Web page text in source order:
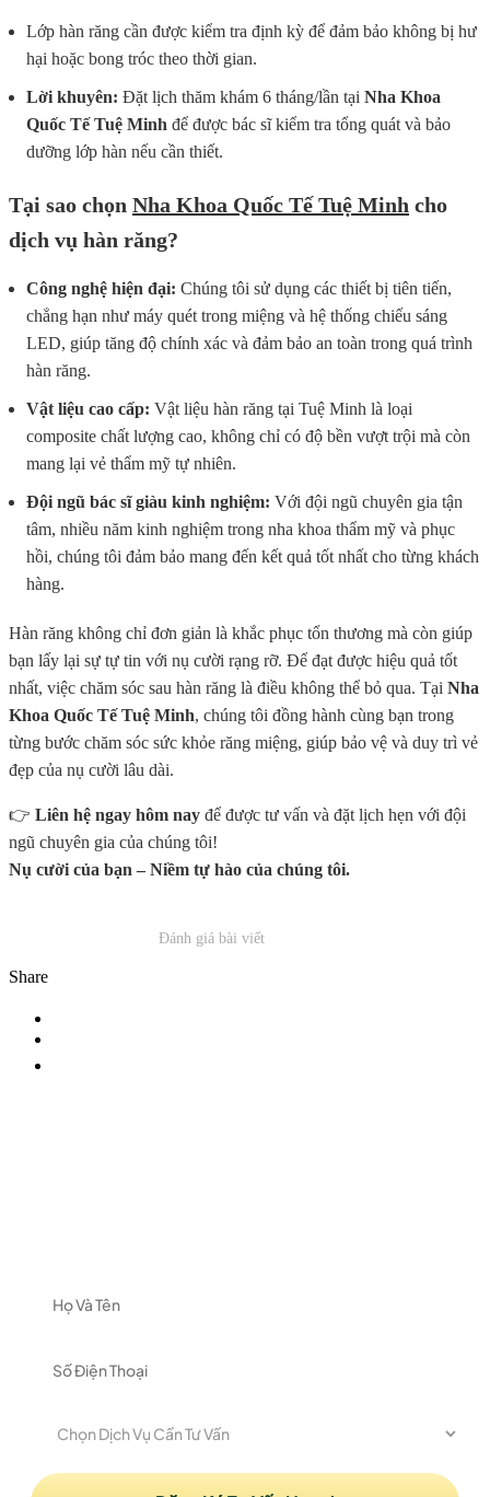
Lớp hàn răng cần được kiểm tra định kỳ để đảm bảo không bị hư
hại hoặc bong tróc theo thời gian.
Lời khuyên: Đặt lịch thăm khám 6 tháng/lần tại Nha Khoa
Quốc Tế Tuệ Minh để được bác sĩ kiểm tra tổng quát và bảo
dưỡng lớp hàn nếu cần thiết.
Tại sao chọn Nha Khoa Quốc Tế Tuệ Minh cho
dịch vụ hàn răng?
Công nghệ hiện đại: Chúng tôi sử dụng các thiết bị tiên tiến,
chẳng hạn như máy quét trong miệng và hệ thống chiếu sáng
LED, giúp tăng độ chính xác và đảm bảo an toàn trong quá trình
hàn răng.
Vật liệu cao cấp: Vật liệu hàn răng tại Tuệ Minh là loại
composite chất lượng cao, không chỉ có độ bền vượt trội mà còn
mang lại vẻ thẩm mỹ tự nhiên.
Đội ngũ bác sĩ giàu kinh nghiệm: Với đội ngũ chuyên gia tận
tâm, nhiều năm kinh nghiệm trong nha khoa thẩm mỹ và phục
hồi, chúng tôi đảm bảo mang đến kết quả tốt nhất cho từng khách
hàng.
Hàn răng không chỉ đơn giản là khắc phục tổn thương mà còn giúp
bạn lấy lại sự tự tin với nụ cười rạng rỡ. Để đạt được hiệu quả tốt
nhất, việc chăm sóc sau hàn răng là điều không thể bỏ qua. Tại Nha
Khoa Quốc Tế Tuệ Minh, chúng tôi đồng hành cùng bạn trong
từng bước chăm sóc sức khỏe răng miệng, giúp bảo vệ và duy trì vẻ
đẹp của nụ cười lâu dài.
👉 Liên hệ ngay hôm nay để được tư vấn và đặt lịch hẹn với đội
ngũ chuyên gia của chúng tôi!
Nụ cười của bạn – Niềm tự hào của chúng tôi.
Đánh giá bài viết
Share